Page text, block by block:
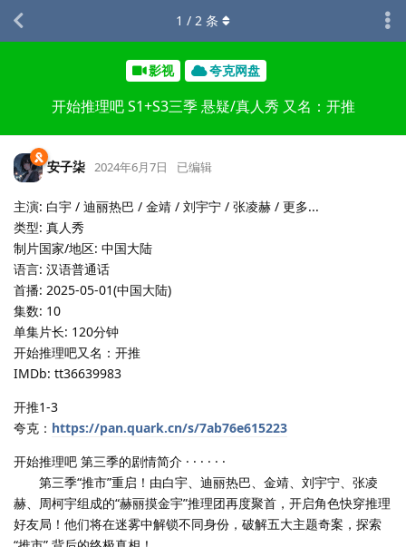
影视 夸克网盘
开始推理吧 S1+S3三季 悬疑/真人秀 又名：开推
1 / 2 条
安子柒 2024年6月7日 已编辑
主演: 白宇 / 迪丽热巴 / 金靖 / 刘宇宁 / 张凌赫 / 更多...
类型: 真人秀
制片国家/地区: 中国大陆
语言: 汉语普通话
首播: 2025-05-01(中国大陆)
集数: 10
单集片长: 120分钟
开始推理吧又名：开推
IMDb: tt36639983
开推1-3
夸克： https://pan.quark.cn/s/7ab76e615223
开始推理吧 第三季的剧情简介 · · · · · ·
第三季“推市”重启！由白宇、迪丽热巴、金靖、刘宇宁、张凌
赫、周柯宇组成的“赫丽摸金宇”推理团再度聚首，开启角色快穿推理
好友局！他们将在迷雾中解锁不同身份，破解五大主题奇案，探索